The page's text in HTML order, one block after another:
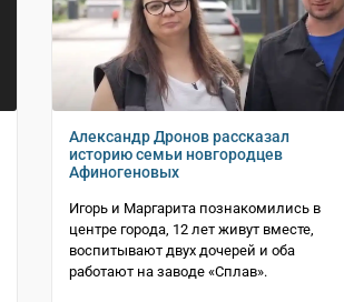
Александр Дронов рассказал
историю семьи новгородцев
Афиногеновых
Игорь и Маргарита познакомились в
центре города, 12 лет живут вместе,
воспитывают двух дочерей и оба
работают на заводе «Сплав».